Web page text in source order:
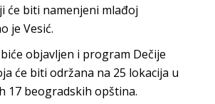
će biti namenjeni mlađoj
je Vesić.
objavljen i program Dečije
će biti održana na 25 lokacija u
17 beogradskih opština.